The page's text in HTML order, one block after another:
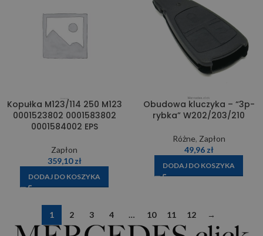
Kopułka M123/114 250 M123
0001523802 0001583802
0001584002 EPS
Zapłon
359,10zł
DODAJ DO KOSZYKA
Obudowa kluczyka – “3p-
rybka” W202/203/210
Różne, Zapłon
49,96 zł
DODAJ DO KOSZYKA
1 2 3 4 … 10 11 12 →